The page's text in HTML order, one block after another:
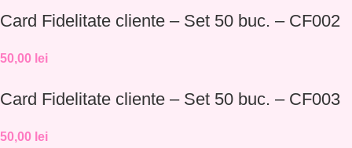
Card Fidelitate cliente – Set 50 buc. – CF002
50,00 lei
Card Fidelitate cliente – Set 50 buc. – CF003
50,00 lei